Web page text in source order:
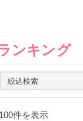
ンキング
絞込検索
件を表示